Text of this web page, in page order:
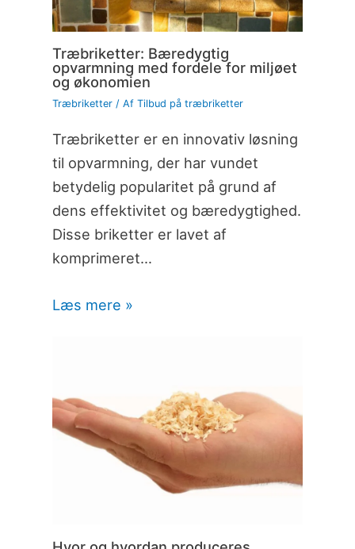
Træbriketter: Bæredygtig
opvarmning med fordele for miljøet
og økonomien
Træbriketter/ Af Tilbud på træbriketter
Træbriketter er en innovativ løsning
til opvarmning, der har vundet
betydelig popularitet på grund af
dens effektivitet og bæredygtighed.
Disse briketter er lavet af
komprimeret…
Læs mere »